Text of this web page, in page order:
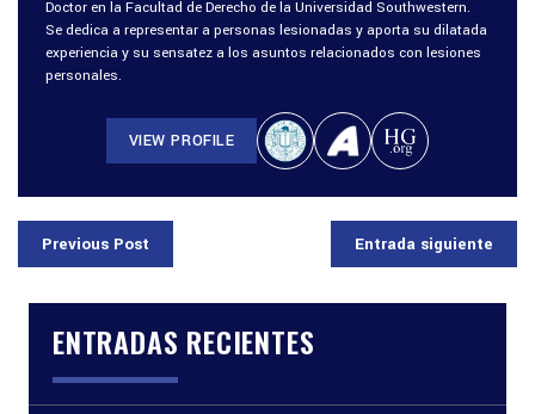
Doctor en la Facultad de Derecho de la Universidad Southwestern.
Se dedica a representar a personas lesionadas y aporta su dilatada
experiencia y su sensatez a los asuntos relacionados con lesiones
personales.
VIEW PROFILE
Previous Post Entrada siguiente
ENTRADAS RECIENTES